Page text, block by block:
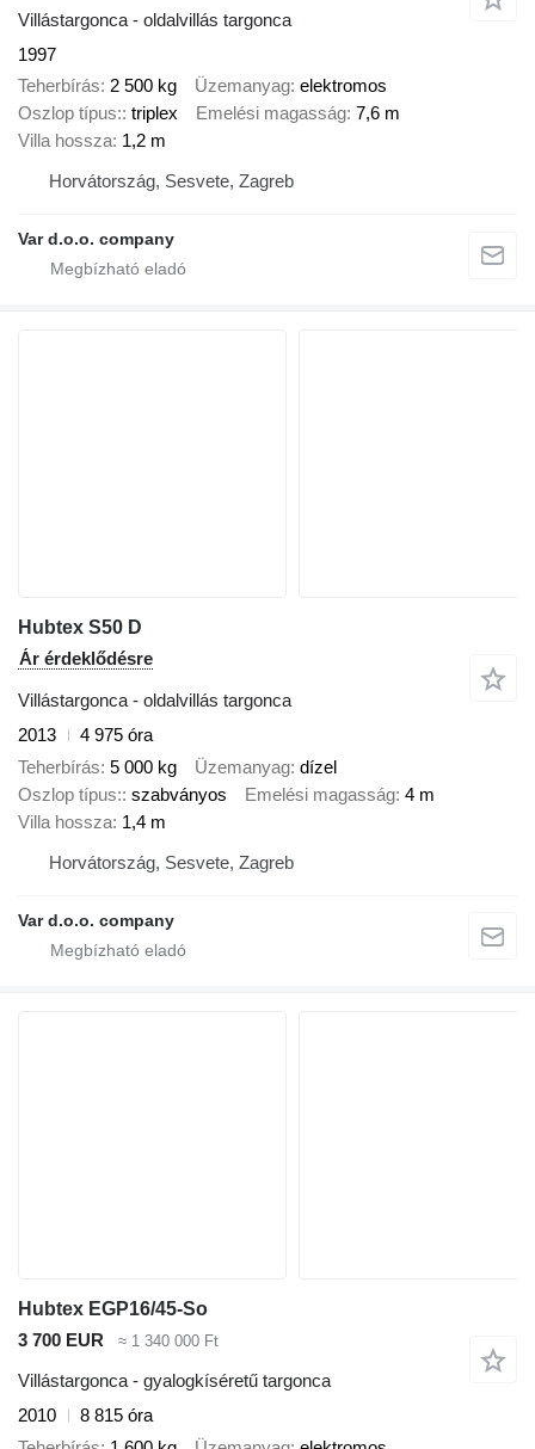
Villástargonca - oldalvillás targonca
1997
Teherbírás 2 500 kg Üzemanyag elektromos
Oszlop típus: triplex Emelési magasság 7,6 m
Villa hossza 1,2 m
Horvátország, Sesvete, Zagreb
Var d.o.o. company
Hubtex S50 D
Ár érdeklődésre
Villástargonca - oldalvillás targonca
2013
4 975 óra
Teherbírás 5 000 kg Üzemanyag dízel
Oszlop típus: szabványos Emelési magasság 4 m
Villa hossza 1,4 m
Horvátország, Sesvete, Zagreb
Var d.o.o. company
Hubtex EGP16/45-So
3 700 EUR
≈ 1 340 000 Ft
Villástargonca - gyalogkíséretű targonca
2010
8 815 óra